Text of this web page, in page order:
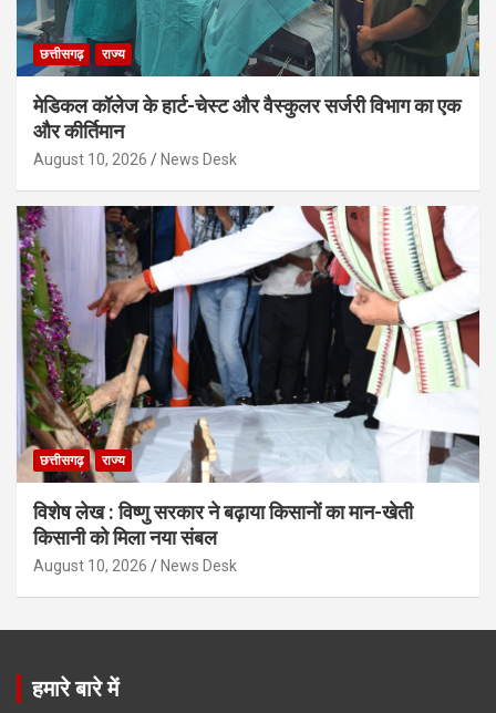
छत्तीसगढ़ राज्य
मेडिकल कॉलेज के हार्ट-चेस्ट और वैस्कुलर सर्जरी विभाग का एक
और कीर्तिमान
August 10, 2026 News Desk
छत्तीसगढ़ राज्य
विशेष लेख : विष्णु सरकार ने बढ़ाया किसानों का मान-खेती
किसानी को मिला नया संबल
August 10, 2026 News Desk
हमारे बारे में